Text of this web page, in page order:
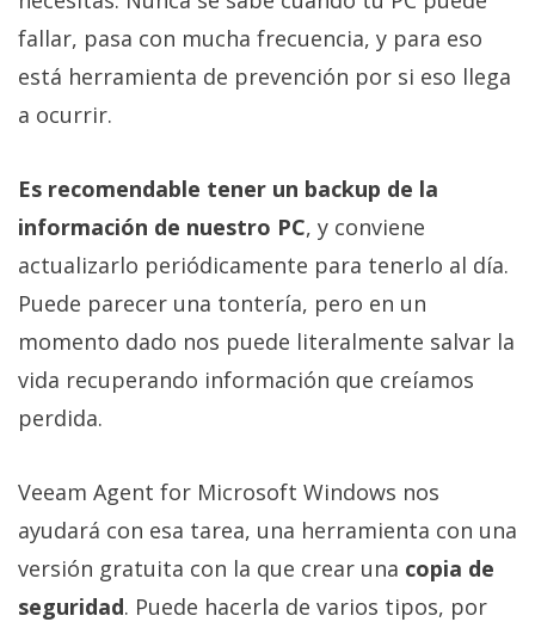
fallar, pasa con mucha frecuencia, y para eso
está herramienta de prevención por si eso llega
a ocurrir.
Es recomendable tener un backup de la
información de nuestro PC, y conviene
actualizarlo periódicamente para tenerlo al día.
Puede parecer una tontería, pero en un
momento dado nos puede literalmente salvar la
vida recuperando información que creíamos
perdida.
Veeam Agent for Microsoft Windows nos
ayudará con esa tarea, una herramienta con una
versión gratuita con la que crear una copia de
seguridad. Puede hacerla de varios tipos, por